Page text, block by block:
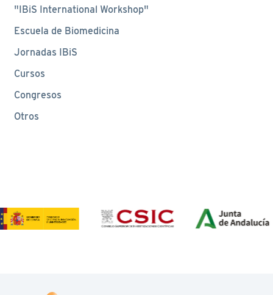
"IBiS International Workshop"
Escuela de Biomedicina
Jornadas IBiS
Cursos
Congresos
Otros